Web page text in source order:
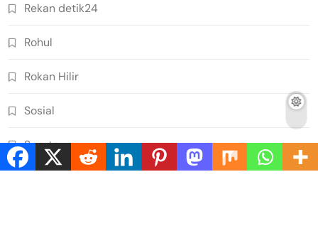
Rekan detik24
Rohul
Rokan Hilir
Sosial
Sports